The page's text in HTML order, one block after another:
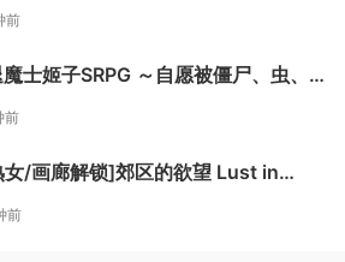
い出～お姉ちゃん達と過ごした八
前
士姬子SRPG ～自愿被僵尸、虫、
的模拟战～ AI汉化[百度]
前
/画廊解锁]郊区的欲望 Lust in
汉化版[PC+安卓/1.29G/更新][FM/
前